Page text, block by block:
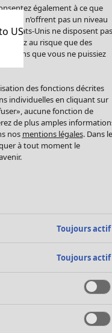
US
également à ce que
Unis n’offrent pas un niveau
États-Unis ne disposent pas
au risque que des
sans que vous ne puissiez
des fonctions décrites
individuelles en cliquant sur
aucune fonction de
de plus amples
nos mentions légales. Dans
à tout moment le
Toujours actif
Toujours actif